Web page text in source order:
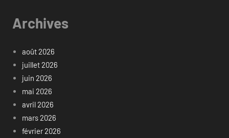
Archives
août 2026
juillet 2026
juin 2026
mai 2026
avril 2026
mars 2026
février 2026